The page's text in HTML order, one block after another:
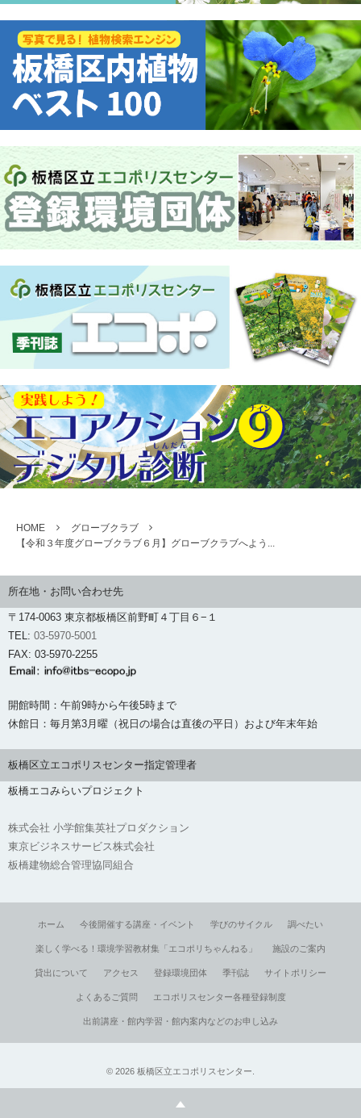
HOME
グローブクラブ
【令和３年度グローブクラブ６月】グローブクラブへよう...
所在地・お問い合わせ先
〒174-0063 東京都板橋区前野町４丁目６−１
TEL: 03-5970-5001
FAX: 03-5970-2255
開館時間：午前9時から午後5時まで
休館日：毎月第3月曜（祝日の場合は直後の平日）および年末年始
板橋区立エコポリスセンター指定管理者
板橋エコみらいプロジェクト
株式会社 小学館集英社プロダクション
東京ビジネスサービス株式会社
板橋建物総合管理協同組合
ホーム 今後開催する講座・イベント 学びのサイクル 調べたい
楽しく学べる！環境学習教材集「エコポリちゃんねる」 施設のご案内
貸出について アクセス 登録環境団体 季刊誌 サイトポリシー
よくあるご質問 エコポリスセンター各種登録制度
出前講座・館内学習・館内案内などのお申し込み
© 2026 板橋区立エコポリスセンター